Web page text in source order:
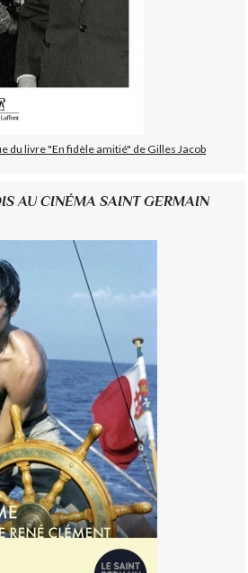
du livre "En fidèle amitié" de Gilles Jacob
AU CINÉMA SAINT GERMAIN